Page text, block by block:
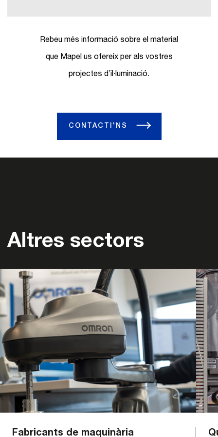
Rebeu més informació sobre el material
que Mapel us ofereix per als vostres
projectes d’il·luminació.
CONTACTI'NS
Altres sectors
Fabricants de maquinària